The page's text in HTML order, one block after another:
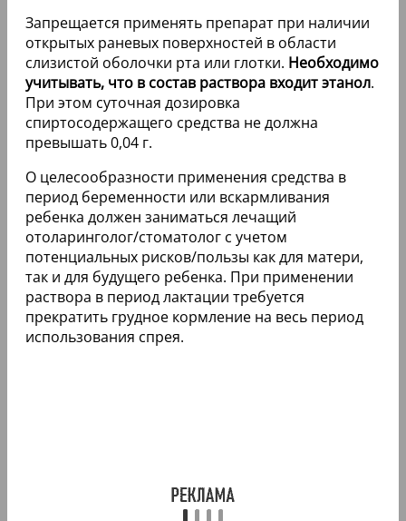
Запрещается применять препарат при наличии
открытых раневых поверхностей в области
слизистой оболочки рта или глотки. Необходимо
учитывать, что в состав раствора входит этанол.
При этом суточная дозировка
спиртосодержащего средства не должна
превышать 0,04 г.
О целесообразности применения средства в
период беременности или вскармливания
ребенка должен заниматься лечащий
отоларинголог/стоматолог с учетом
потенциальных рисков/пользы как для матери,
так и для будущего ребенка. При применении
раствора в период лактации требуется
прекратить грудное кормление на весь период
использования спрея.